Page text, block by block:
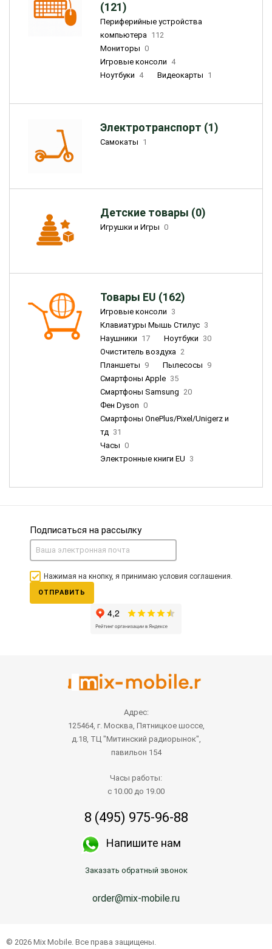
(121)
Периферийные устройства
компьютера 112
Мониторы 0
Игровые консоли 4
Ноутбуки 4 Видеокарты 1
Электротранспорт (1)
Самокаты 1
Детские товары (0)
Игрушки и Игры 0
Товары EU (162)
Игровые консоли 3
Клавиатуры Мышь Стилус 3
Наушники 17 Ноутбуки 30
Очиститель воздуха 2
Планшеты 9 Пылесосы 9
Смартфоны Apple 35
Смартфоны Samsung 20
Фен Dyson 0
Смартфоны OnePlus/Pixel/Unigerz и
тд 31
Часы 0
Электронные книги EU 3
Подписаться на рассылку
Нажимая на кнопку, я принимаю условия соглашения.
ОТПРАВИТЬ
Адрес:
125464, г. Москва, Пятницкое шоссе,
д.18, ТЦ "Митинский радиорынок",
павильон 154
Часы работы:
с 10.00 до 19.00
8 (495) 975-96-88
Напишите нам
Заказать обратный звонок
order@mix-mobile.ru
© 2026 Mix Mobile. Все права защищены.